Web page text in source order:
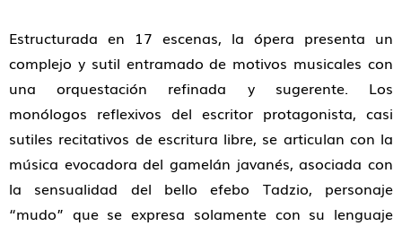
Estructurada en 17 escenas, la ópera presenta un
complejo y sutil entramado de motivos musicales con
una orquestación refinada y sugerente. Los
monólogos reflexivos del escritor protagonista, casi
sutiles recitativos de escritura libre, se articulan con la
música evocadora del gamelán javanés, asociada con
la sensualidad del bello efebo Tadzio, personaje
“mudo” que se expresa solamente con su lenguaje